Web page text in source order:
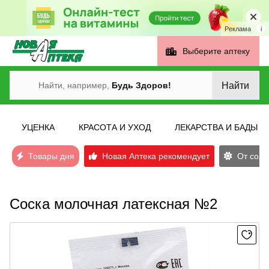
Реклама i
Выберите аптеку
Найти, например, Будь Здоров! Найти
УЦЕНКА КРАСОТА И УХОД ЛЕКАРСТВА И БАДЫ
Товары дня Новая Аптека рекомендует От
Соска молочная латексная №2